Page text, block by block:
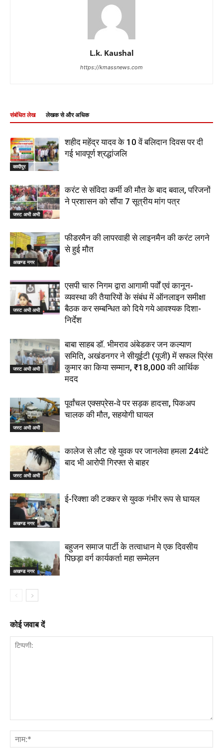
L.k. Kaushal
https://kmassnews.com
संबंधित लेख लेखक से और अधिक
कादीपुर
शहीद महेंद्र यादव के 10 वें बलिदान दिवस पर दी
गई भावपूर्ण श्रद्धांजलि
जस्ट अभी अभी
करंट से संविदा कर्मी की मौत के बाद बवाल, परिजनों
ने प्रशासन को सौंपा 7 सूत्रीय मांग पत्र
अखण्ड नगर
फीडरमैन की लापरवाही से लाइनमैन की करंट लगने
से हुई मौत
जस्ट अभी अभी
एसपी चारु निगम द्वारा आगामी पर्वों एवं कानून-
व्यवस्था की तैयारियों के संबंध में ऑनलाइन समीक्षा
बैठक कर सम्बन्धित को दिये गये आवश्यक दिशा-
निर्देश
जस्ट अभी अभी
बाबा साहब डॉ. भीमराव अंबेडकर जन कल्याण
समिति, अखंडनगर ने सीयूईटी (यूजी) में सफल प्रिंस
कुमार का किया सम्मान, ₹18,000 की आर्थिक
मदद
जस्ट अभी अभी
पूर्वांचल एक्सप्रेस-वे पर सड़क हादसा, पिकअप
चालक की मौत, सहयोगी घायल
जस्ट अभी अभी
कालेज से लौट रहे युवक पर जानलेवा हमला 24घंटे
बाद भी आरोपी गिरफ्त से बाहर
अखण्ड नगर
ई-रिक्शा की टक्कर से युवक गंभीर रूप से घायल
अखण्ड नगर
बहुजन समाज पार्टी के तत्वाधान मे एक दिवसीय
पिछड़ा वर्ग कार्यकर्ता महा सम्मेलन
कोई जवाब दें